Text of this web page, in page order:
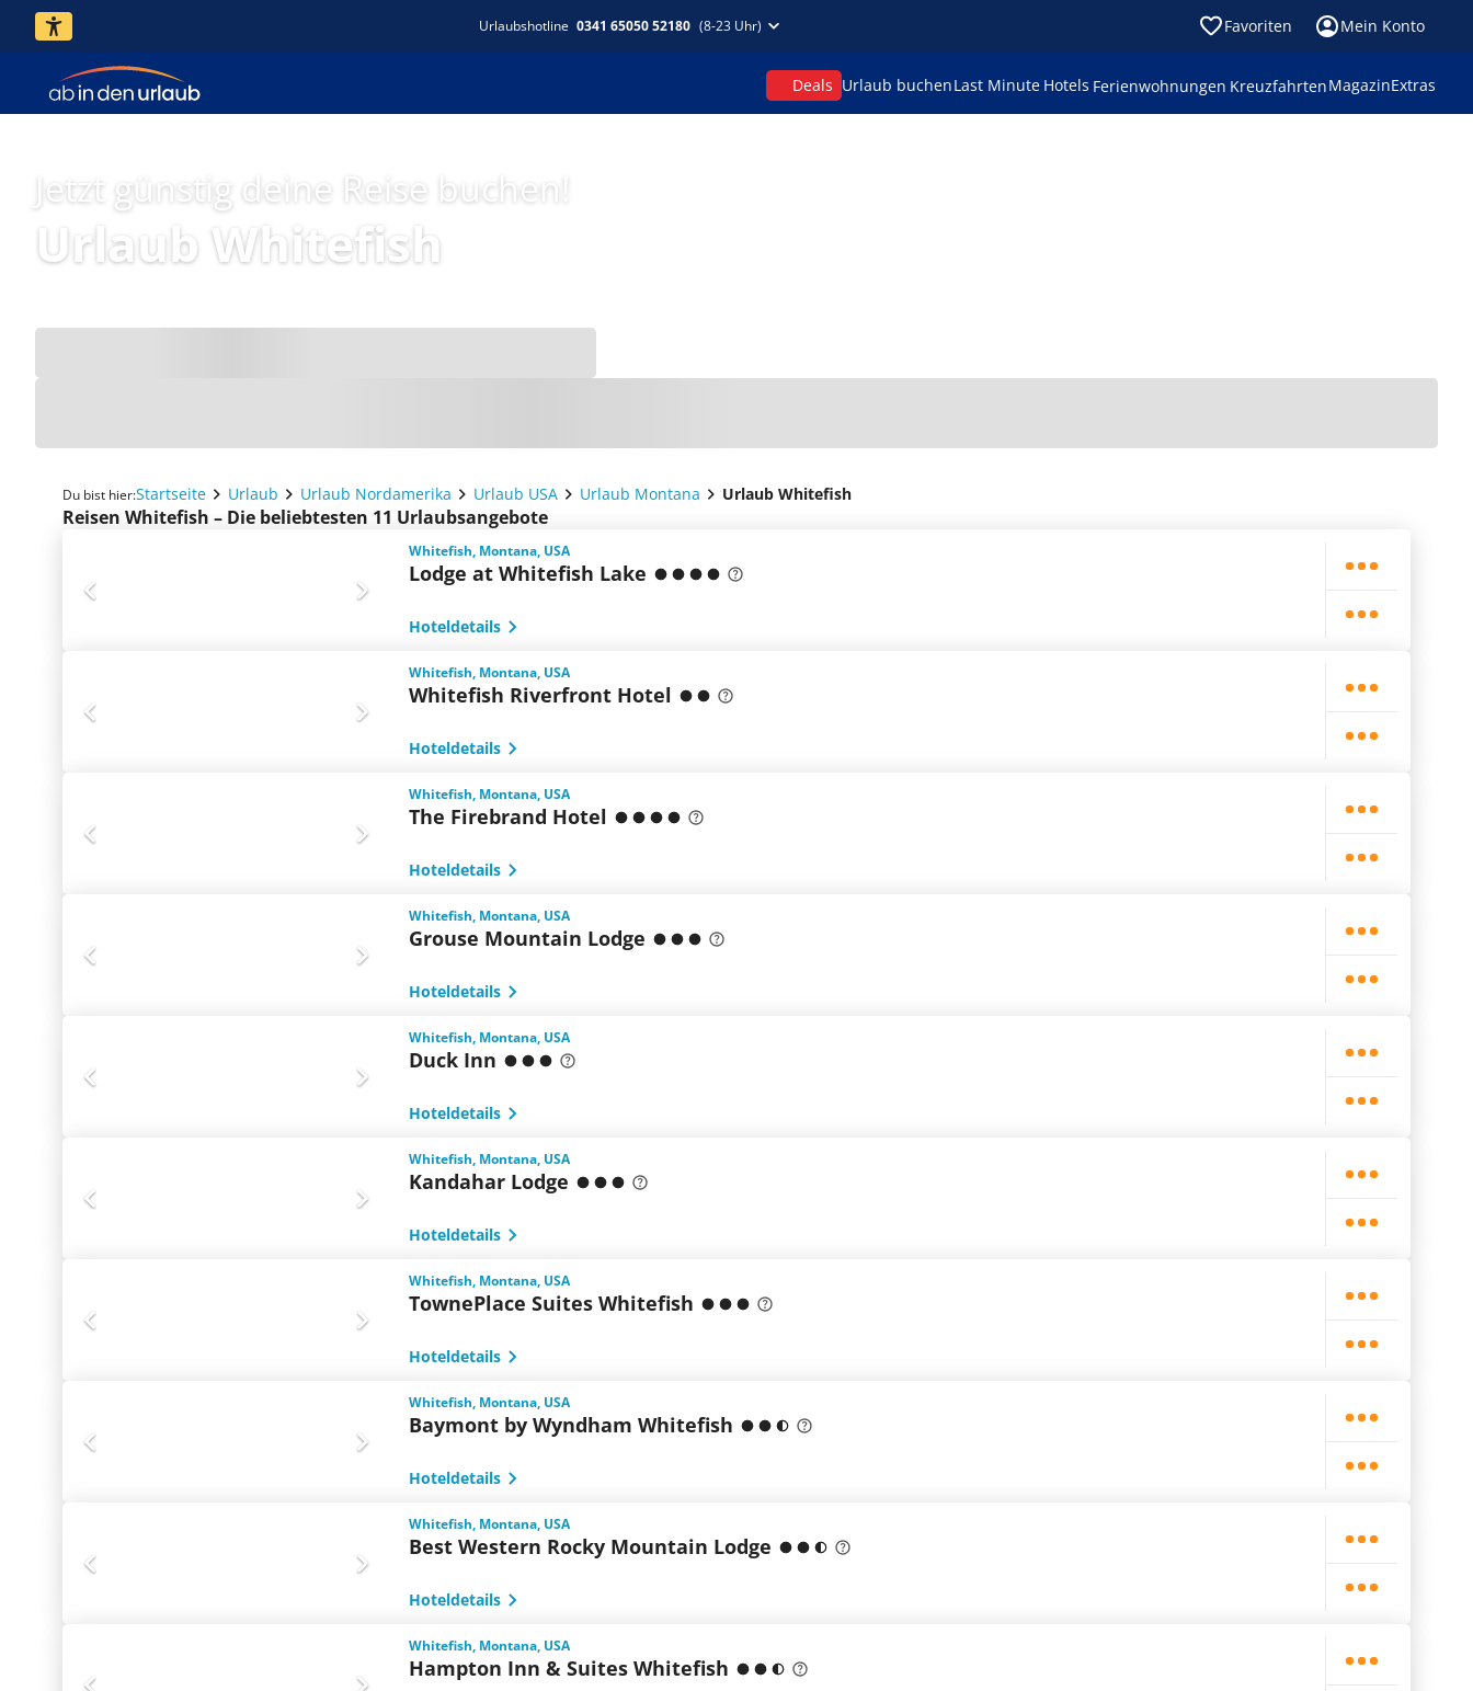
Urlaubshotline 0341 65050 52180 (8-23 Uhr) Favoriten Mein Konto
Deals Urlaub buchenLast Minute Hotels Ferienwohnungen KreuzfahrtenMagazinExtras
Jetzt günstig deine Reise buchen!
Urlaub Whitefish
Du bist hier:Startseite Urlaub Urlaub Nordamerika Urlaub USA Urlaub Montana Urlaub Whitefish
Reisen Whitefish – Die beliebtesten 11 Urlaubsangebote
Whitefish, Montana, USA
Lodge at Whitefish Lake
Hoteldetails
Whitefish, Montana, USA
Whitefish Riverfront Hotel
Hoteldetails
Whitefish, Montana, USA
The Firebrand Hotel
Hoteldetails
Whitefish, Montana, USA
Grouse Mountain Lodge
Hoteldetails
Whitefish, Montana, USA
Duck Inn
Hoteldetails
Whitefish, Montana, USA
Kandahar Lodge
Hoteldetails
Whitefish, Montana, USA
TownePlace Suites Whitefish
Hoteldetails
Whitefish, Montana, USA
Baymont by Wyndham Whitefish
Hoteldetails
Whitefish, Montana, USA
Best Western Rocky Mountain Lodge
Hoteldetails
Whitefish, Montana, USA
Hampton Inn & Suites Whitefish